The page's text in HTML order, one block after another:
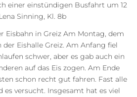
einer einstündigen Busfahrt um 12
Sinning, Kl. 8b
Eisbahn in Greiz Am Montag, dem
der Eishalle Greiz. Am Anfang fiel
schwer, aber es gab auch ein
auf das Eis zogen. Am Ende
schon recht gut fahren. Fast alle
es versucht. Insgesamt hat es viel